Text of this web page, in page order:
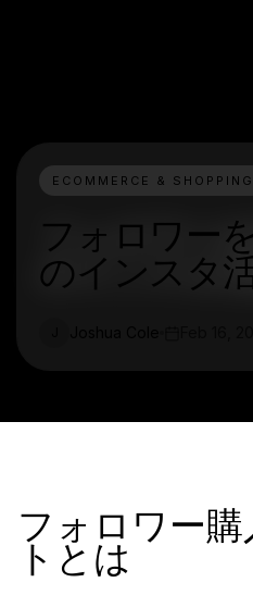
ECOMMERCE & SHOPPING
フォロワー
のインスタ
フォロワー
トとは